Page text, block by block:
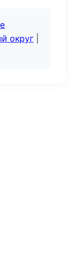
округ